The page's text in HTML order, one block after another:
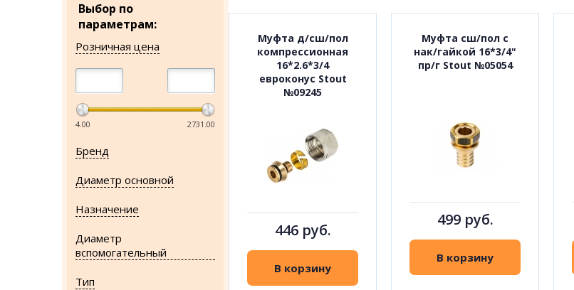
Выбор по
параметрам:
Розничная цена
4.00 2731.00
Бренд
Диаметр основной
Назначение
Диаметр
вспомогательный
Тип
Муфта д/сш/пол
компрессионная
16*2.6*3/4
евроконус Stout
№09245
446 руб.
В корзину
Муфта сш/пол с
нак/гайкой 16*3/4"
пр/г Stout №05054
499 руб.
В корзину